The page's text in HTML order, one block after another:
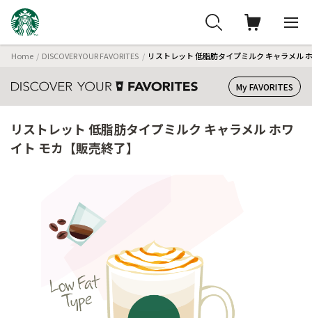
Home DISCOVER YOUR FAVORITES リストレット 低脂肪タイプミルク キャラメル
My FAVORITES
リストレット 低脂肪タイプミルク キャラメル ホワ
イト モカ【販売終了】